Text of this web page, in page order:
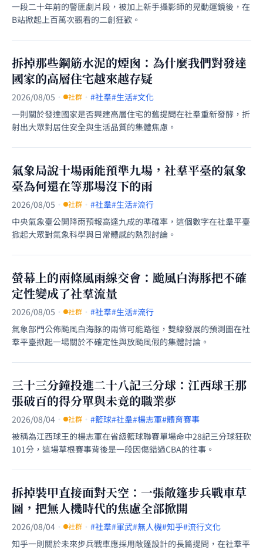
一段二十年前的警匪劇片段，被加上新手攝影師的晃動運鏡後，在
B站掀起上百萬次觀看的二創狂歡。
拆掉那些鋼筋水泥的煙囪：為什麼我們對發達
國家的高層住宅越來越存疑
2026/08/05 · 社群 · #社羣#生活#文化
一則關於發達國家是否興建高層住宅的舊提問在社羣重新發酵，折
射出大眾對居住安全與生活品質的集體焦慮。
氣象局說十場雨能預準九場，社羣平臺的氣象
臺為何還在等那場沒下的雨
2026/08/05 · 社群 · #社羣#生活#流行
中央氣象臺公開降雨預報高達九成的準確率，這個數字在社羣平臺
掀起大眾對氣象科學與日常體感的熱烈討論。
螢幕上的兩條風雨線交會：颱風白海豚把不確
定性變成了社羣流量
2026/08/05 · 社群 · #社羣#生活#流行
氣象部門公佈颱風白海豚的兩條可能路徑，雙線發展的預測圖在社
羣平臺掀起一場關於不確定性與放颱風假的集體討論。
三十三分鐘投進二十八記三分球：江西球王那
張破百的得分單與未竟的職業夢
2026/08/04 · 社群 · #籃球#社羣#楊志軍#體育賽事
被稱為江西球王的楊志軍在省級籃球聯賽單場命中28記三分球狂砍
101分，這場草根賽事背後是一段因傷錯過CBA的往事。
拆掉裝甲直接面對天空：一張敞篷步兵戰車草
圖，把無人機時代的焦慮全部掀開
2026/08/04 · 社群 · #社羣#軍武#無人機#知乎#流行文化
知乎一則關於未來步兵戰車應採用敞篷設計的長篇提問，在社羣平